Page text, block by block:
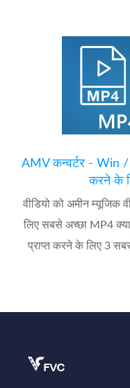
AMV कन्वर्टर - Win
करने के
वीडियो को अमीन म्यूजिक
लिए सबसे अच्छा MP4
प्राप्त करने के लिए 3